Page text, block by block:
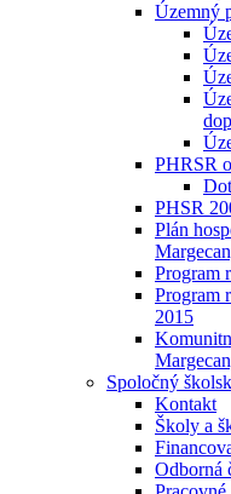
Územný
PHRSR
PHSR
Plán
Program
Program
2015
Spoločný
Kontakt
Školy a
Odborná